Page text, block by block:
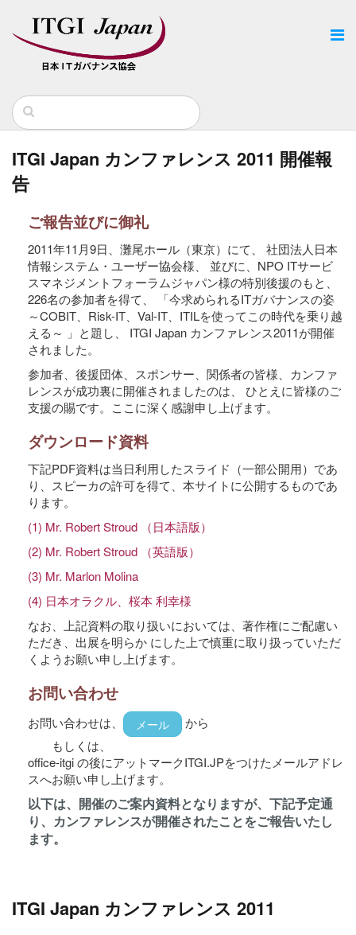
ITGI Japan カンファレンス 2011 開催報
告
ご報告並びに御礼
2011年11月9日、灘尾ホール（東京）にて、 社団法人日本
情報システム・ユーザー協会様、 並びに、NPO ITサービ
スマネジメントフォーラムジャパン様の特別後援のもと、
226名の参加者を得て、 「今求められるITガバナンスの姿
～COBIT、Risk-IT、Val-IT、ITILを使ってこの時代を乗り越
える～ 」と題し、 ITGI Japan カンファレンス2011が開催
されました。
参加者、後援団体、スポンサー、関係者の皆様、カンファ
レンスが成功裏に開催されましたのは、 ひとえに皆様のご
支援の賜です。ここに深く感謝申し上げます。
ダウンロード資料
下記PDF資料は当日利用したスライド（一部公開用）であ
り、スピーカの許可を得て、本サイトに公開するものであ
ります。
(1) Mr. Robert Stroud （日本語版）
(2) Mr. Robert Stroud （英語版）
(3) Mr. Marlon Molina
(4) 日本オラクル、桜本 利幸様
なお、上記資料の取り扱いにおいては、著作権にご配慮い
ただき、出展を明らか にした上で慎重に取り扱っていただ
くようお願い申し上げます。
お問い合わせ
お問い合わせは、 メール
から
もしくは、
office-itgi の後にアットマークITGI.JPをつけたメールアドレ
スへお願い申し上げます。
以下は、開催のご案内資料となりますが、下記予定通
り、カンファレンスが開催されたことをご報告いたし
ます。
ITGI Japan カンファレンス 2011